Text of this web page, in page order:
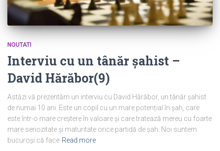
NOUTATI
Interviu cu un tânăr șahist –
David Hărăbor(9)
Astăzi vă prezentăm un interviu cu David Hărăbor, un tânăr șahist
de numai 10 ani. Este un copil cu un mare potențial în șah, care
este într-o mare creștere în valoare și care tratează mereu cu foarte
mare seriozitate și maturitate orice partidă de șah. Noi suntem
bucuroși că face Read more